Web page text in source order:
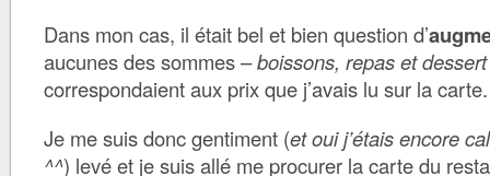
Dans mon cas, il était bel et bien question d’
aucunes des sommes –boissons, repas et dessert
correspondaient aux prix que j’avais lu sur la carte.
Je me suis donc gentiment (et oui j’étais encore
^^) levé et je suis allé me procurer la carte du